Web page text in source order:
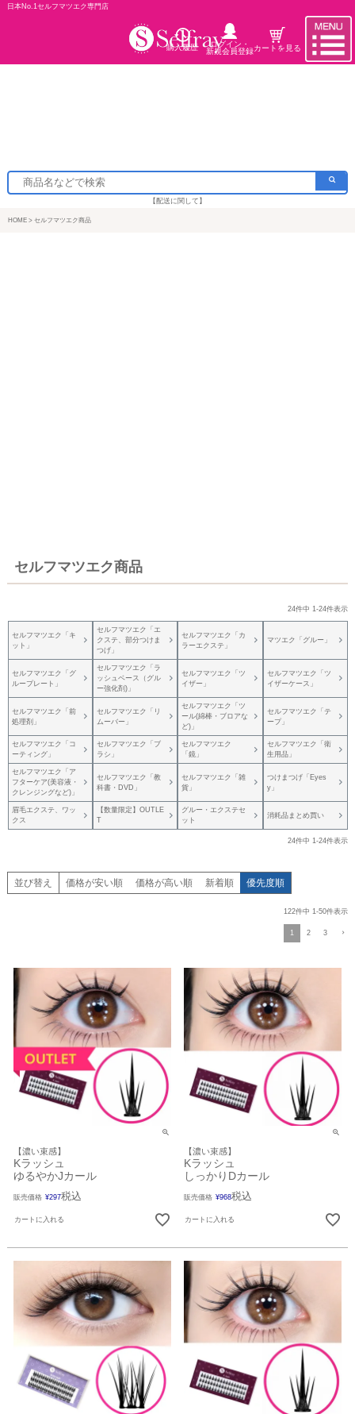
日本No.1セルフマツエク専門店
購入履歴
ログイン・
新規会員登録カートを見る
【配送に関して】
HOME セルフマツエク商品
セルフマツエク商品
24件中 1-24件表示
セルフマツエク「キ
ット」
セルフマツエク「エ
クステ、部分つけま
つげ」
セルフマツエク「カ
ラーエクステ」
マツエク「グルー」
セルフマツエク「グ
ループレート」
セルフマツエク「ラ
ッシュベース（グル
ー強化剤)」
セルフマツエク「ツ
イザー」
セルフマツエク「ツ
イザーケース」
セルフマツエク「前
処理剤」
セルフマツエク「リ
ムーバー」
セルフマツエク「ツ
ール(綿棒・ブロアな
ど)」
セルフマツエク「テ
ープ」
セルフマツエク「コ
ーティング」
セルフマツエク「ブ
ラシ」
セルフマツエク
「鏡」
セルフマツエク「衛
生用品」
セルフマツエク「ア
フターケア(美容液・
クレンジングなど)」
セルフマツエク「教
科書・DVD」
セルフマツエク「雑
貨」
つけまつげ「Eyes
y」
眉毛エクステ、ワッ
クス
【数量限定】OUTLE
T
グルー・エクステセ
ット
消耗品まとめ買い
24件中 1-24件表示
並び替え 価格が安い順 価格が高い順 新着順 優先度順
122件中 1-50件表示
1 2 3
【濃い束感】
Kラッシュ
ゆるやかJカール
販売価格 ¥297税込
カートに入れる
【濃い束感】
Kラッシュ
しっかりDカール
販売価格 ¥968税込
カートに入れる